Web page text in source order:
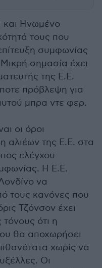
και Ηνωμένο
τους που
συμφωνίας
σημασία έχει
της Ε.Ε.
πρόβλεψη για
μπρα ντε φερ.
οι όροι
αλιέων της Ε.Ε. στα
ελέγχου
Η Ε.Ε.
να
τους κανόνες που
Τζόνσον έχει
ότι η
θα αποχωρήσει
χωρίς να
Οι